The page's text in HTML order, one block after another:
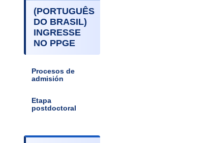
(PORTUGUÊS
DO BRASIL)
INGRESSE
NO PPGE
Procesos de
admisión
Etapa
postdoctoral